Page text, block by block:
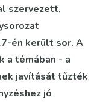
szervezett,
én került sor. A
a témában - a
javítását tűzték
jó